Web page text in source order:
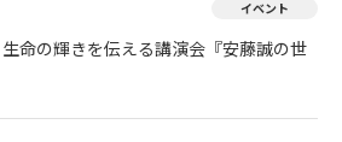
イベント
命の輝きを伝える講演会『安藤誠の世